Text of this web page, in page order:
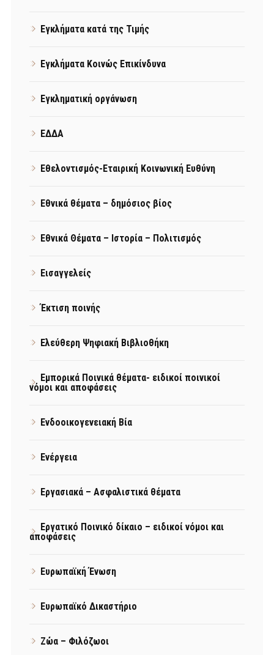
Εγκλήματα κατά της Τιμής
Εγκλήματα Κοινώς Επικίνδυνα
Εγκληματική οργάνωση
ΕΔΔΑ
Εθελοντισμός-Εταιρική Κοινωνική Ευθύνη
Εθνικά θέματα – δημόσιος βίος
Εθνικά Θέματα – Ιστορία – Πολιτισμός
Εισαγγελείς
Έκτιση ποινής
Ελεύθερη Ψηφιακή Βιβλιοθήκη
Εμπορικά Ποινικά θέματα- ειδικοί ποινικοί
νόμοι και αποφάσεις
Ενδοοικογενειακή Βία
Ενέργεια
Εργασιακά – Ασφαλιστικά θέματα
Εργατικό Ποινικό δίκαιο – ειδικοί νόμοι και
αποφάσεις
Ευρωπαϊκή Ένωση
Ευρωπαϊκό Δικαστήριο
Ζώα – Φιλόζωοι